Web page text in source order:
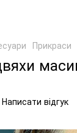
Прикраси
Написати відгук